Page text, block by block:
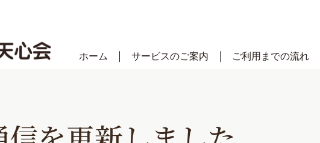
ホーム サービスのご案内 ご利用までの流れ